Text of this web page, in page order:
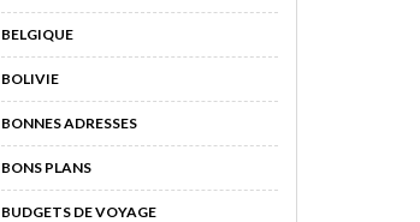
BELGIQUE
BOLIVIE
BONNES ADRESSES
BONS PLANS
BUDGETS DE VOYAGE